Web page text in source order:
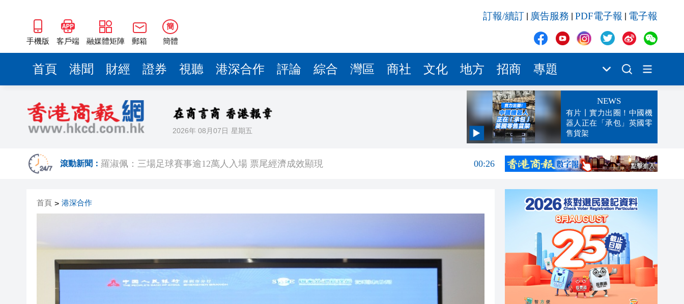
手機版 客戶端 融媒體矩陣 郵箱
簡
簡體
訂報/續訂 廣告服務 PDF電子報 電子報
首頁 港聞 財經 證券 視聽 港深合作 評論 綜合 灣區 商社 文化 地方 招商 專題
2026年 08月07日 星期五
NEWS
有片丨實力出圈！中國機
器人正在「承包」英國零
售貨架
滾動新聞：
00:45
羅淑佩：三場足球賽事逾12萬人入場 票尾經濟成效顯現
00:26
社署籲市民提防偽冒社署通訊程式賬戶
23:38
李家超：鼓勵保險業開發跨境產品 便利灣區居民
車路士主帥星將粉嶺揮桿 為香港行畫圓滿句號
首頁 > 港深合作